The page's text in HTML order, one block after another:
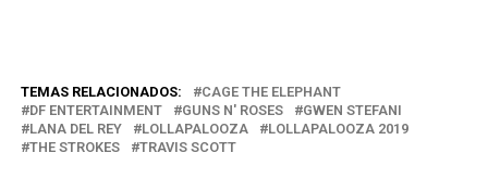
TEMAS RELACIONADOS:
CAGE THE ELEPHANT
DF ENTERTAINMENT
GUNS N' ROSES
GWEN STEFANI
LANA DEL REY
LOLLAPALOOZA
LOLLAPALOOZA 2019
THE STROKES
TRAVIS SCOTT